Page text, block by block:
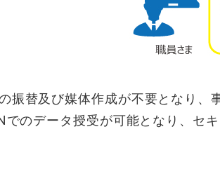
振替及び媒体作成が不要となり、
でのデータ授受が可能となり、セ